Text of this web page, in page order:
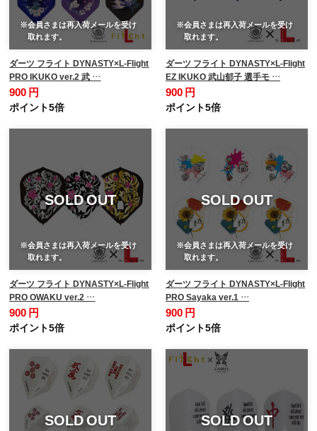
※会員さまは再入荷メールを受け
取れます。
ダーツ フライト DYNASTY×L-Flight
PRO IKUKO ver.2 武 …
900 円
ポイント5倍
※会員さまは再入荷メールを受け
取れます。
ダーツ フライト DYNASTY×L-Flight
EZ IKUKO 武山郁子 選手モ …
900 円
ポイント5倍
SOLD OUT
※会員さまは再入荷メールを受け
取れます。
ダーツ フライト DYNASTY×L-Flight
PRO OWAKU ver.2 …
900 円
ポイント5倍
SOLD OUT
※会員さまは再入荷メールを受け
取れます。
ダーツ フライト DYNASTY×L-Flight
PRO Sayaka ver.1 …
900 円
ポイント5倍
SOLD OUT SOLD OUT